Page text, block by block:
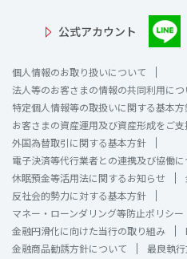
公式アカウント
個人情報のお取り扱いについて
法人等のお客さまの情報の共同利用につ
特定個人情報等の取扱いに関する基本方
お客さまの資産運用及び資産形成をご
外国為替取引に関する基本方針
電子決済等代行業者との連携及び協働に
休眠預金等活用法に関するお知らせ
反社会的勢力に対する基本方針
マネー・ローンダリング等防止ポリシー
金融円滑化に向けた当行の取り組み
金融商品勧誘方針について
最良執